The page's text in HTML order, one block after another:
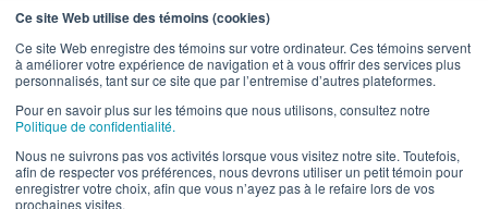
Ce site Web utilise des témoins (cookies)
Ce site Web enregistre des témoins sur votre ordinateur. Ces témoins servent
à améliorer votre expérience de navigation et à vous offrir des services plus
personnalisés, tant sur ce site que par l’entremise d’autres plateformes.
Pour en savoir plus sur les témoins que nous utilisons, consultez notre
Politique de confidentialité.
Nous ne suivrons pas vos activités lorsque vous visitez notre site. Toutefois,
afin de respecter vos préférences, nous devrons utiliser un petit témoin pour
enregistrer votre choix, afin que vous n’ayez pas à le refaire lors de vos
prochaines visites.
Obtenir un devis
Contacter nous
EN